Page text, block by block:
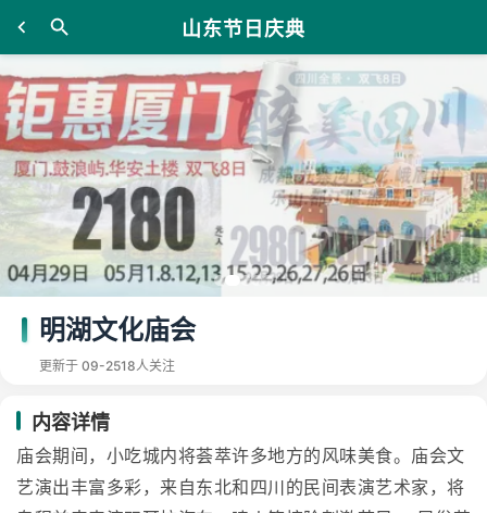
山东节日庆典
明湖文化庙会
更新于 09-2518人关注
内容详情
庙会期间，小吃城内将荟萃许多地方的风味美食。庙会文
艺演出丰富多彩，来自东北和四川的民间表演艺术家，将